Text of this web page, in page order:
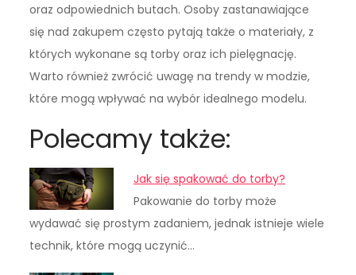
oraz odpowiednich butach. Osoby zastanawiające
się nad zakupem często pytają także o materiały, z
których wykonane są torby oraz ich pielęgnację.
Warto również zwrócić uwagę na trendy w modzie,
które mogą wpływać na wybór idealnego modelu.
Polecamy także:
Jak się spakować do torby?
Pakowanie do torby może
wydawać się prostym zadaniem, jednak istnieje wiele
technik, które mogą uczynić…